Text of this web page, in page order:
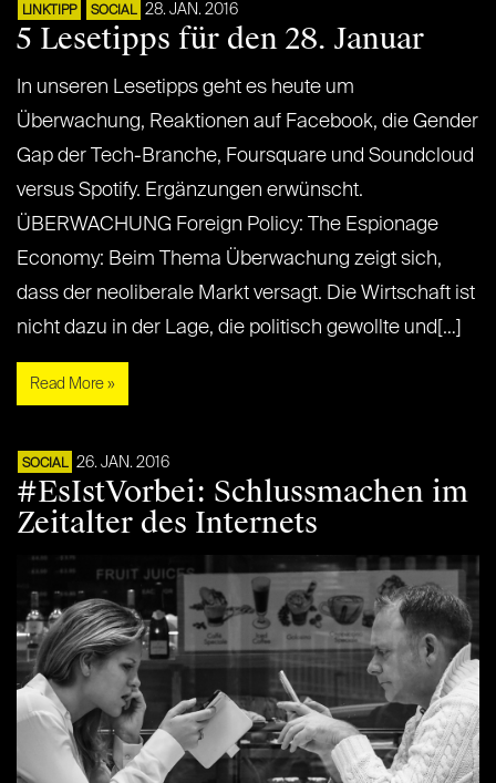
LINKTIPP SOCIAL 28. JAN. 2016
5 Lesetipps für den 28. Januar
In unseren Lesetipps geht es heute um
Überwachung, Reaktionen auf Facebook, die Gender
Gap der Tech-Branche, Foursquare und Soundcloud
versus Spotify. Ergänzungen erwünscht.
ÜBERWACHUNG Foreign Policy: The Espionage
Economy: Beim Thema Überwachung zeigt sich,
dass der neoliberale Markt versagt. Die Wirtschaft ist
nicht dazu in der Lage, die politisch gewollte und[…]
Read More »
SOCIAL 26. JAN. 2016
#EsIstVorbei: Schlussmachen im
Zeitalter des Internets